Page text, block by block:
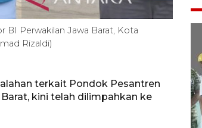
BI Perwakilan Jawa Barat, Kota
Rizaldi)
terkait Pondok Pesantren
kini telah dilimpahkan ke